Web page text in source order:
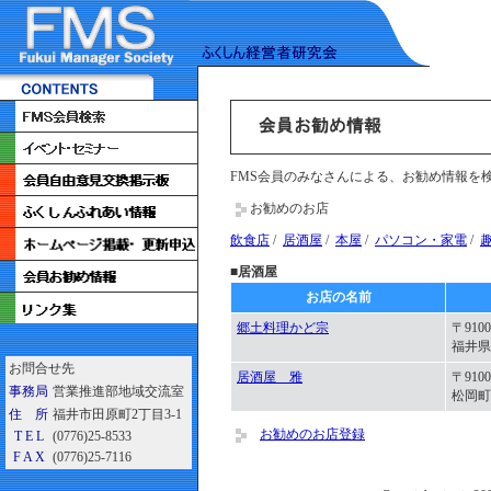
お問合せ先
事務局 営業推進部地域交流室
住 所 福井市田原町2丁目3-1
T E L
(0776)25-8533
F A X (0776)25-7116
FMS会員のみなさんによる、お勧め情報を
お勧めのお店
飲食店 / 居酒屋 / 本屋 / パソコン・家電 /
■居酒屋
お店の名前
郷土料理かど宗
〒
福井
居酒屋 雅
〒
松岡
お勧めのお店登録